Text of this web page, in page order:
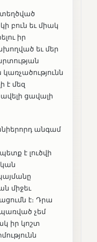
բուն եւ միակ
իր
եւ մեր
է մեզ
ցավալի
անգամ
է լուծվի
միջեւ
է։ Դրա
չեմ
իր կոշտ